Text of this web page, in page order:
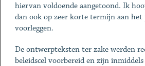
hiervan voldoende aangetoond. Ik
dan ook op zeer korte termijn aan
voorleggen.
De ontwerpteksten ter zake werden
beleidscel voorbereid en zijn inmiddels